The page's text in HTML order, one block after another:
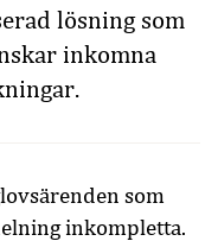
lösning som
inkomna
som
inkompletta.